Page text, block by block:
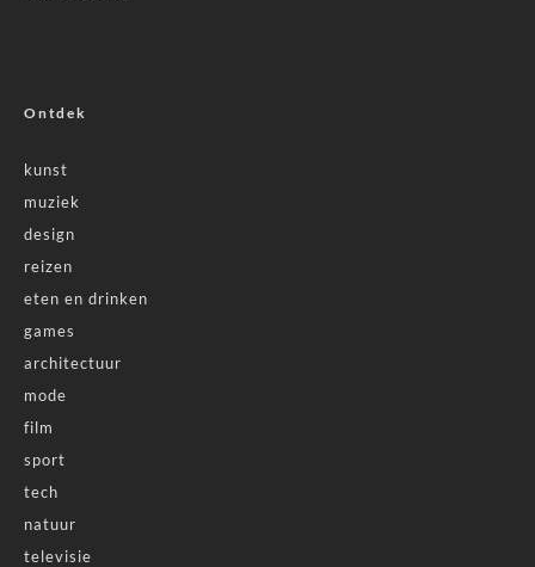
Ontdek
kunst
muziek
design
reizen
eten en drinken
games
architectuur
mode
film
sport
tech
natuur
televisie